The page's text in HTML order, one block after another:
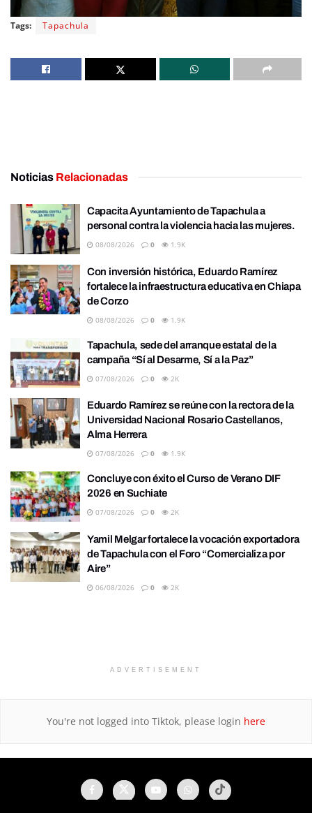
Tags: Tapachula
Noticias Relacionadas
Capacita Ayuntamiento de Tapachula a
personal contra la violencia hacia las mujeres.
08/08/2026 0 1.9K
Con inversión histórica, Eduardo Ramírez
fortalece la infraestructura educativa en Chiapa
de Corzo
08/08/2026 0 1.9K
Tapachula, sede del arranque estatal de la
campaña “Sí al Desarme, Sí a la Paz”
07/08/2026 0 2K
Eduardo Ramírez se reúne con la rectora de la
Universidad Nacional Rosario Castellanos,
Alma Herrera
07/08/2026 0 1.9K
Concluye con éxito el Curso de Verano DIF
2026 en Suchiate
07/08/2026 0 2K
Yamil Melgar fortalece la vocación exportadora
de Tapachula con el Foro “Comercializa por
Aire”
06/08/2026 0 2K
ADVERTISEMENT
You're not logged into Tiktok, please login here